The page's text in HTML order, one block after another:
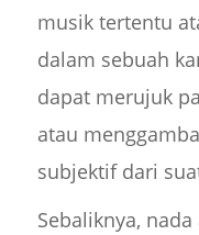
musik tertentu
dalam sebuah
dapat merujuk
atau
subjektif dari
Sebaliknya,